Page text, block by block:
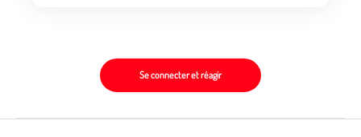
Se connecter et réagir